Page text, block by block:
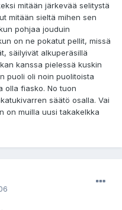
mitään järkevää selitystä
mitään sieltä mihen sen
pohjaa jouduin
on ne pokatut pellit, missä
säilyivät alkuperäsillä
kanssa pielessä kuskin
puoli oli noin puolitoista
olla fiasko. No tuon
säätö osalla. Vai
on muilla uusi takakelkka